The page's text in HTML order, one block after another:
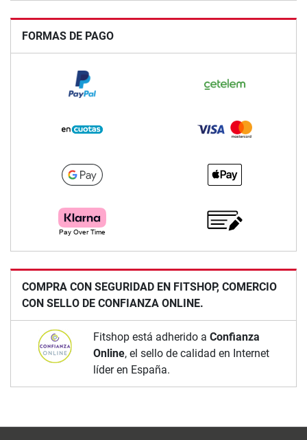
FORMAS DE PAGO
COMPRA CON SEGURIDAD EN FITSHOP, COMERCIO
CON SELLO DE CONFIANZA ONLINE.
Fitshop está adherido a Confianza
Online, el sello de calidad en Internet
líder en España.